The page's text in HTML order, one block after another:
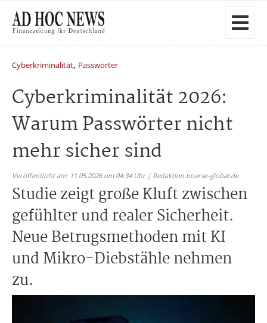
Cyberkriminalität, Passwörter
Cyberkriminalität 2026:
Warum Passwörter nicht
mehr sicher sind
Veröffentlicht am: 11.05.2026 um 04:34 Uhr | Redaktion boerse-global.de
Studie zeigt große Kluft zwischen
gefühlter und realer Sicherheit.
Neue Betrugsmethoden mit KI
und Mikro-Diebstähle nehmen
zu.